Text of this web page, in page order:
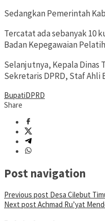
Sedangkan Pemerintah
Tercatat ada sebanyak 10
Badan Kepegawaian
Selanjutnya, Kepala Dinas
Sekretaris DPRD, Staf Ahli
BupatiDPRD
Share
Post navigation
Previous post Desa Cilebut
Next post Achmad Ru’yat